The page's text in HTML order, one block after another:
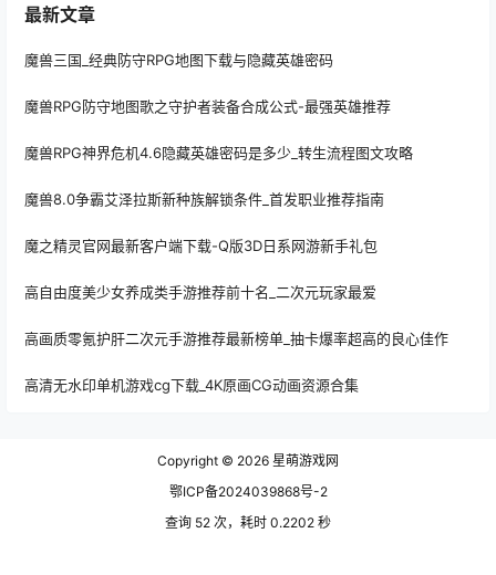
最新文章
魔兽三国_经典防守RPG地图下载与隐藏英雄密码
魔兽RPG防守地图歌之守护者装备合成公式-最强英雄推荐
魔兽RPG神界危机4.6隐藏英雄密码是多少_转生流程图文攻略
魔兽8.0争霸艾泽拉斯新种族解锁条件_首发职业推荐指南
魔之精灵官网最新客户端下载-Q版3D日系网游新手礼包
高自由度美少女养成类手游推荐前十名_二次元玩家最爱
高画质零氪护肝二次元手游推荐最新榜单_抽卡爆率超高的良心佳作
高清无水印单机游戏cg下载_4K原画CG动画资源合集
Copyright © 2026 星萌游戏网
鄂ICP备2024039868号-2
查询 52 次，耗时 0.2202 秒